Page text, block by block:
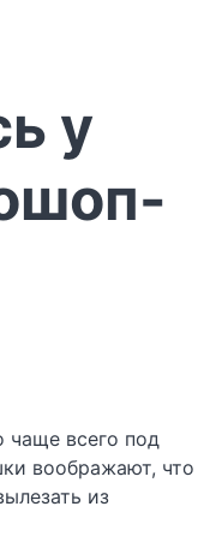
у
чаще всего под
воображают, что
из